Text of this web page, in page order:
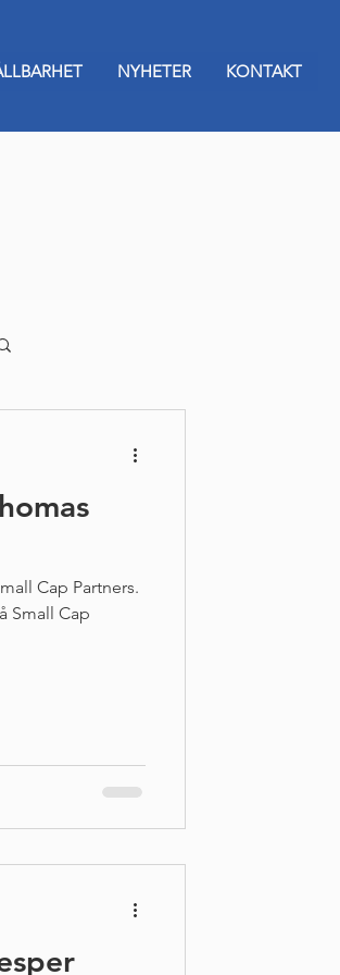
NYHETER KONTAKT
Cap Partners.
Small Cap